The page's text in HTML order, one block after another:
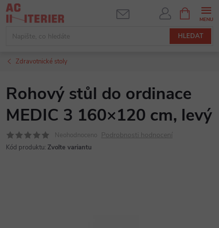
Přejít
na
HLEDAT
NÁKUPNÍ
KOŠÍK
Zdravotnické stoly
Rohový stůl do ordinace
MEDIC 3 160×120 cm, levý
Neohodnoceno Podrobnosti hodnocení
Kód produktu: Zvolte variantu